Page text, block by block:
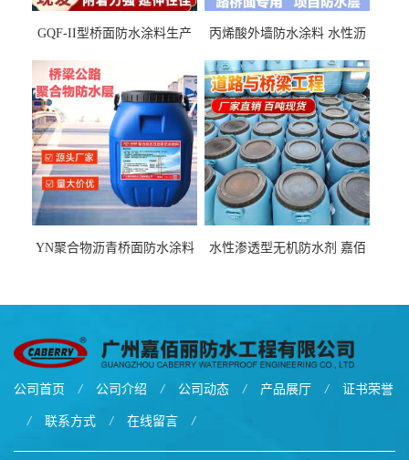
GQF-II型桥面防水涂料生产
丙烯酸外墙防水涂料 水性沥
厂家
YN聚合物沥青桥面防水涂料
水性渗透型无机防水剂 嘉佰
公司首页 / 公司介绍 / 公司动态 / 产品展厅 / 证书荣誉
/ 联系方式 / 在线留言 /